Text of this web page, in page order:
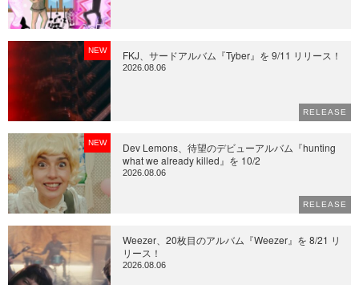
NEW FKJ、サードアルバム『Tyber』を 9/11 リリース！
2026.08.06
RELEASE
NEW
Dev Lemons、待望のデビューアルバム『hunting
what we already killed』を 10/2
2026.08.06
RELEASE
Weezer、20枚目のアルバム『Weezer』を 8/21 リ
リース！
2026.08.06